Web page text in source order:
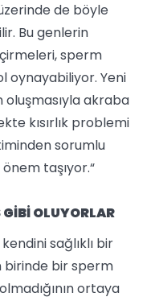
de böyle
Bu genlerin
sperm
oynayabiliyor. Yeni
oluşmasıyla akraba
kısırlık problemi
sorumlu
taşıyor.“
OLUYORLAR
sağlıklı bir
birinde bir sperm
ortaya